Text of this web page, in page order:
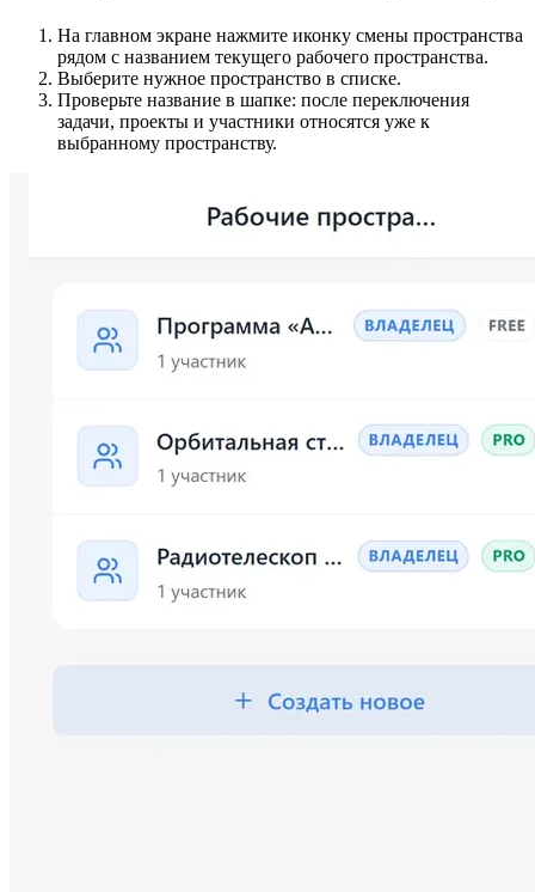
На главном экране нажмите иконку смены пространства
рядом с названием текущего рабочего пространства.
Выберите нужное пространство в списке.
Проверьте название в шапке: после переключения
задачи, проекты и участники относятся уже к
выбранному пространству.